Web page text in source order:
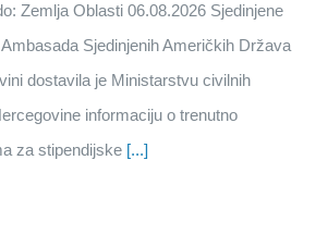
Zemlja Oblasti 06.08.2026 Sjedinjene
Sjedinjenih Američkih Država
dostavila je Ministarstvu civilnih
informaciju o trenutno
za stipendijske [...]